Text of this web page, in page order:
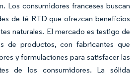
Los consumidores franceses buscan
de té RTD que ofrezcan beneficios
naturales. El mercado es testigo de
de productos, con fabricantes que
y formulaciones para satisfacer las
de los consumidores. La sólida